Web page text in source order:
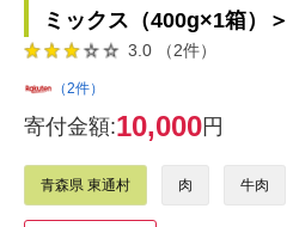
ミックス（400g×1箱）＞
3.0 （2件）
（2件）
寄付金額:10,000円
青森県 東通村 肉 牛肉